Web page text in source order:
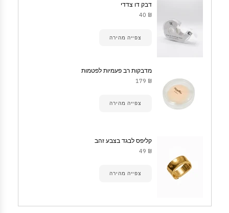
דבק דו צדדי
₪ 40
צפייה מהירה
מדבקות רב פעמיות לפטמות
₪ 179
צפייה מהירה
קליפס לבגד בצבע זהב
₪ 49
צפייה מהירה